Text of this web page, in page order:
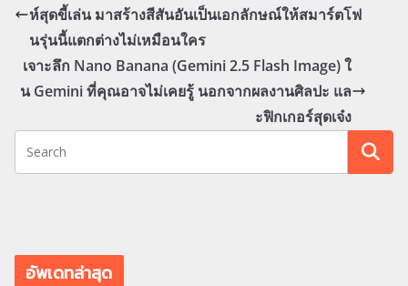
ห์สุดขี้เล่น มาสร้างสีสันอันเป็นเอกลักษณ์ให้สมาร์ตโฟ
นรุ่นนี้แตกต่างไม่เหมือนใคร
เจาะลึก Nano Banana (Gemini 2.5 Flash Image) ใ
น Gemini ที่คุณอาจไม่เคยรู้ นอกจากผลงานศิลปะ แล
ะฟิกเกอร์สุดเจ๋ง
อัพเดทล่าสุด